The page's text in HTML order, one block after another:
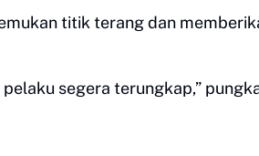
titik terang dan
segera terungkap,”